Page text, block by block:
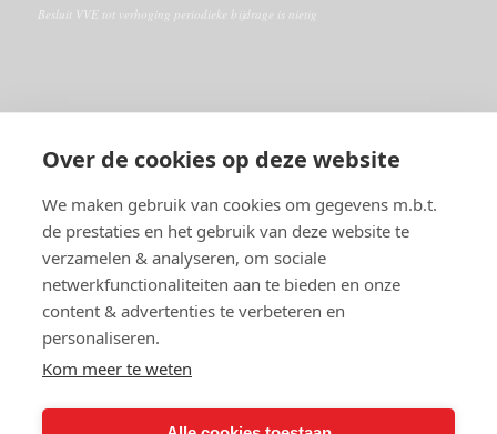
Over de cookies op deze website
We maken gebruik van cookies om gegevens m.b.t.
de prestaties en het gebruik van deze website te
verzamelen & analyseren, om sociale
netwerkfunctionaliteiten aan te bieden en onze
content & advertenties te verbeteren en
personaliseren.
Kom meer te weten
Besluit VVE tot verhoging periodieke bijdrage is nietig
Disclaimer
RECHTSGEBIEDEN
Huurrecht
VVE- en Appartementsrecht
Burenrecht en erfdienstbaarheden
Vastgoedrecht